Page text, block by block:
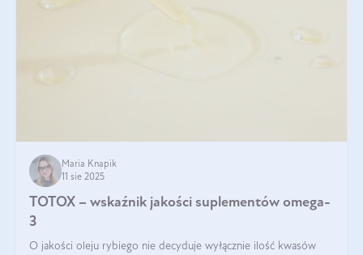
Maria Knapik
11 sie 2025
TOTOX – wskaźnik jakości suplementów omega-
3
O jakości oleju rybiego nie decyduje wyłącznie ilość kwasów